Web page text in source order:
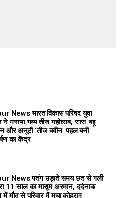
News भारत विकास परिषद युवा
ने मनाया भव्य तीज महोत्सव, सास-बहू
और अनूठी ‘तीज क्वीन’ पहल बनी
का केंद्र
News पतंग उड़ाते समय छत से गली
11 साल का मासूम अरमान, दर्दनाक
में मौत से परिवार में मचा कोहराम